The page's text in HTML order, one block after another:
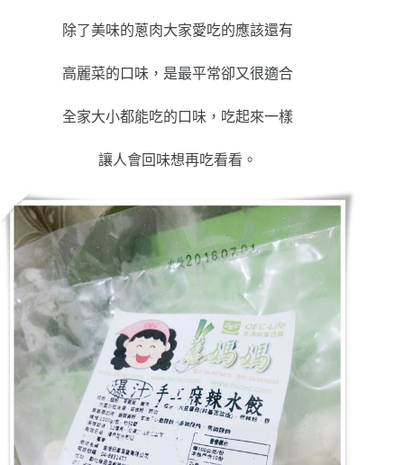
除了美味的蔥肉大家愛吃的應該還有
高麗菜的口味，是最平常卻又很適合
全家大小都能吃的口味，吃起來一樣
讓人會回味想再吃看看。